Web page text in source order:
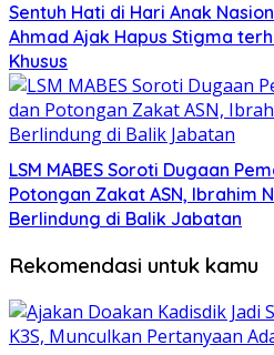
Sentuh Hati di Hari Anak
Ahmad Ajak Hapus Stigma
Khusus
LSM MABES Soroti Dugaan
Potongan Zakat ASN, Ibrahim
Berlindung di Balik Jabatan
Rekomendasi untuk kamu